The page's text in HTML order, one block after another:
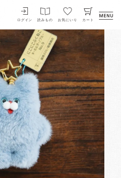
ログイン 読みもの お気にいり カート